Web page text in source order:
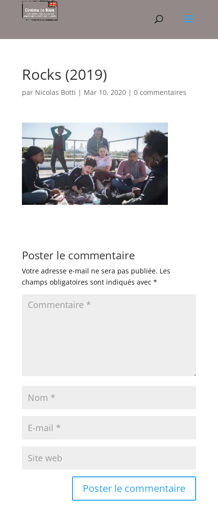
Rocks (2019)
par Nicolas Botti | Mar 10, 2020| 0 commentaires
Poster le commentaire
Votre adresse e-mail ne sera pas publiée. Les
champs obligatoires sont indiqués avec *